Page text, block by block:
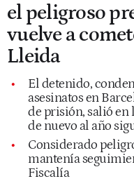
el peligroso
vuelve a
Lleida
El detenido,
asesinatos en
de prisión, salió en
de nuevo al año
Considerado
mantenía
Fiscalía